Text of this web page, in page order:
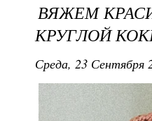
ВЯЖЕМ
КРУГЛОЙ
Среда, 23 Сентября